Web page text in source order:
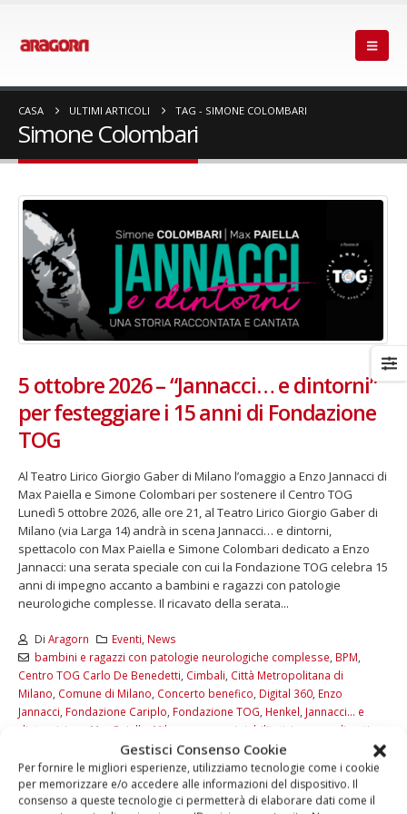
Gestisci Consenso Cookie
Per fornire le migliori esperienze, utilizziamo tecnologie come i cookie
per memorizzare e/o accedere alle informazioni del dispositivo. Il
consenso a queste tecnologie ci permetterà di elaborare dati come il
CASA ULTIMI ARTICOLI TAG - SIMONE COLOMBARI
Simone Colombari
5 ottobre 2026 – “Jannacci… e dintorni”
per festeggiare i 15 anni di Fondazione
TOG
Al Teatro Lirico Giorgio Gaber di Milano l’omaggio a Enzo Jannacci di
Max Paiella e Simone Colombari per sostenere il Centro TOG
Lunedì 5 ottobre 2026, alle ore 21, al Teatro Lirico Giorgio Gaber di
Milano (via Larga 14) andrà in scena Jannacci… e dintorni,
spettacolo con Max Paiella e Simone Colombari dedicato a Enzo
Jannacci: una serata speciale con cui la Fondazione TOG celebra 15
anni di impegno accanto a bambini e ragazzi con patologie
neurologiche complesse. Il ricavato della serata...
Di Aragorn Eventi News
bambini e ragazzi con patologie neurologiche complesse BPM
Centro TOG Carlo De Benedetti Cimbali Città Metropolitana di
Milano Comune di Milano Concerto benefico Digital 360 Enzo
Jannacci Fondazione Cariplo Fondazione TOG Henkel Jannacci… e
dintorni jazz Max Paiella Milano percorsi riabilitativi personalizzati
Simone Colombari,Teatro Lirico Giorgio Gaber
LEGGI DI PIÙ...